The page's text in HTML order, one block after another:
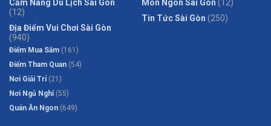
Cẩm Nang Du Lịch Sài Gòn
(12)
Địa Điểm Vui Chơi Sài Gòn
(940)
Điểm Mua Sắm (161)
Điểm Tham Quan (54)
Nơi Giải Trí (21)
Nơi Ngủ Nghỉ (55)
Quán Ăn Ngon (649)
Món Ngon Sài Gòn (12)
Tin Tức Sài Gòn (250)